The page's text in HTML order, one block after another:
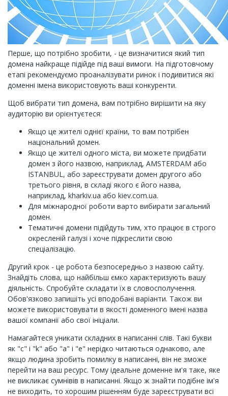
Перше, що потрібно зробити, - це визначитися який тип
домена найкраще підійде під ваші вимоги. На підготовчому
етапі рекомендуємо проаналізувати ринок і подивитися які
доменні імена використовують ваші конкуренти.
Щоб вибрати тип домена, вам потрібно вирішити на яку
аудиторію ви орієнтуєтеся:
Якщо це жителі однієї країни, то вам потрібен
національний домен.
Якщо це жителі одного міста, ви можете придбати
домен з його назвою, наприклад, AMSTERDAM або
ISTANBUL, або зареєструвати домен другого або
третього рівня, в складі якого є його назва,
наприклад, kharkiv.ua або kiev.com.ua.
Для міжнародної роботи варто вибирати загальний
домен.
Тематичні домени підійдуть тим, хто працює в строго
окресленій галузі і хоче підкреслити свою
спеціалізацію.
Другий крок - це робота безпосередньо з назвою сайту.
Знайдіть слова, що найбільш ємко характеризують вашу
діяльність. Спробуйте складати їх в словосполучення.
Обов'язково запишіть усі вподобані варіанти. Також ви
можете використовувати в якості доменного імені назва
вашої компанії або свої ініціали.
Намагайтеся уникати складних в написанні слів. Такі букви
як "c" і "k" або "a" і "e" нерідко читаються однаково, але
якщо людина зробить помилку в написанні, він не зможе
перейти на ваш ресурс. Тому ідеальне доменне ім'я таке, яке
не викликає сумнівів в написанні. Якщо ж знайти подібне ім'я
не виходить, то хорошим рішенням буде зареєструвати всі